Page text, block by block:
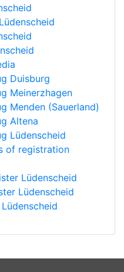
Duisburg
Meinerzhagen
Menden (Sauerland)
Altena
Lüdenscheid
of registration
Lüdenscheid
Lüdenscheid